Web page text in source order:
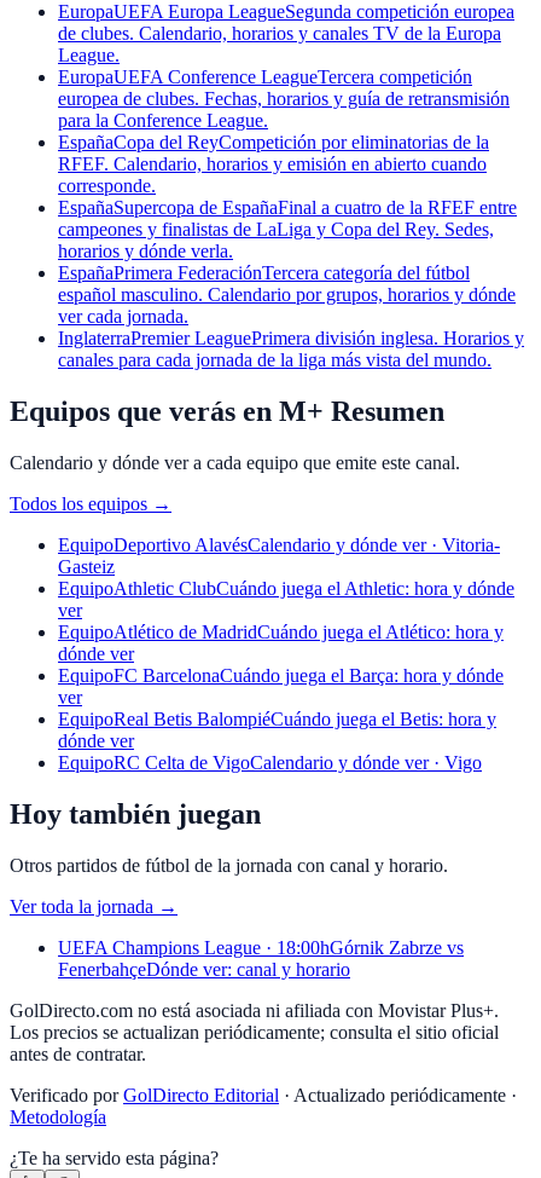
EuropaUEFA Europa LeagueSegunda competición europea
de clubes. Calendario, horarios y canales TV de la Europa
League.
EuropaUEFA Conference LeagueTercera competición
europea de clubes. Fechas, horarios y guía de retransmisión
para la Conference League.
EspañaCopa del ReyCompetición por eliminatorias de la
RFEF. Calendario, horarios y emisión en abierto cuando
corresponde.
EspañaSupercopa de EspañaFinal a cuatro de la RFEF entre
campeones y finalistas de LaLiga y Copa del Rey. Sedes,
horarios y dónde verla.
EspañaPrimera FederaciónTercera categoría del fútbol
español masculino. Calendario por grupos, horarios y dónde
ver cada jornada.
InglaterraPremier LeaguePrimera división inglesa. Horarios y
canales para cada jornada de la liga más vista del mundo.
Equipos que verás en M+ Resumen
Calendario y dónde ver a cada equipo que emite este canal.
Todos los equipos →
EquipoDeportivo AlavésCalendario y dónde ver · Vitoria-
Gasteiz
EquipoAthletic ClubCuándo juega el Athletic: hora y dónde
ver
EquipoAtlético de MadridCuándo juega el Atlético: hora y
dónde ver
EquipoFC BarcelonaCuándo juega el Barça: hora y dónde
ver
EquipoReal Betis BalompiéCuándo juega el Betis: hora y
dónde ver
EquipoRC Celta de VigoCalendario y dónde ver · Vigo
Hoy también juegan
Otros partidos de fútbol de la jornada con canal y horario.
Ver toda la jornada →
UEFA Champions League · 18:00hGórnik Zabrze vs
FenerbahçeDónde ver: canal y horario
GolDirecto.com no está asociada ni afiliada con Movistar Plus+.
Los precios se actualizan periódicamente; consulta el sitio oficial
antes de contratar.
Verificado por GolDirecto Editorial · Actualizado periódicamente ·
Metodología
¿Te ha servido esta página?